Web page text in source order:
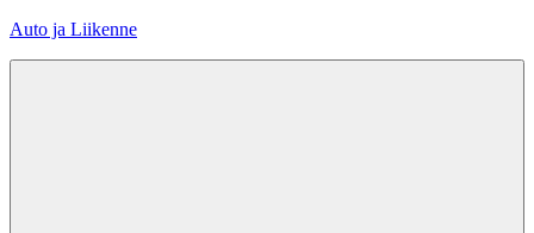
Skip
Auto ja Liikenne